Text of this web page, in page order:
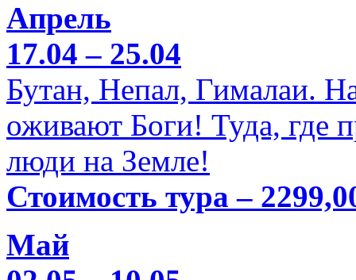
Апрель
17.04 – 25.04
Бутан, Непал, Гималаи.
оживают Боги! Туда, где
люди на Земле!
Стоимость тура –
Май